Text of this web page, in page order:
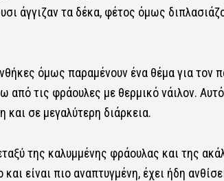
άγγιζαν τα δέκα, φέτος όμως
όμως παραμένουν ένα θέμα για
από τις φράουλες με θερμικό νάιλον.
και σε μεγαλύτερη διάρκεια.
της καλυμμένης φράουλας και της
είναι πιο αναπτυγμένη, έχει ήδη